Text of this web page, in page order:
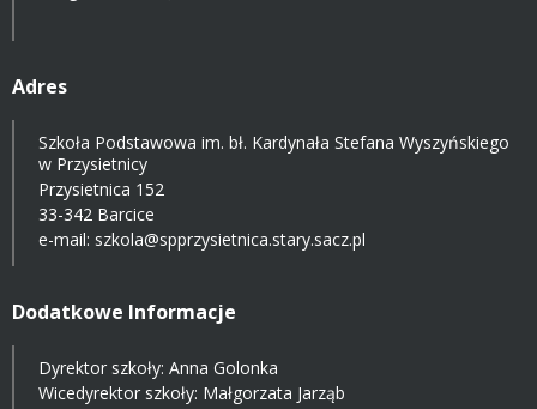
Adres
Szkoła Podstawowa im. bł. Kardynała Stefana Wyszyńskiego
w Przysietnicy
Przysietnica 152
33-342 Barcice
e-mail: szkola@spprzysietnica.stary.sacz.pl
Dodatkowe Informacje
Dyrektor szkoły: Anna Golonka
Wicedyrektor szkoły: Małgorzata Jarząb